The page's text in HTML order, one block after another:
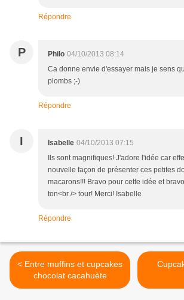
Répondre
P Philo 04/10/2013 08:14
Ca donne envie d'essayer mais je sens
plombs ;-)
Répondre
I Isabelle 04/10/2013 07:15
Ils sont magnifiques! J'adore l'idée car
nouvelle façon de présenter ces petites
macarons!!! Bravo pour cette idée et
ton<br /> tour! Merci! Isabelle
Répondre
< Entre muffins et cupcakes
chocolat cacahuète